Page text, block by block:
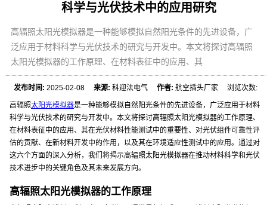
科学与光伏技术中的应用研究
高辐照太阳光模拟器是一种能够模拟自然阳光条件的先进设备，广
泛应用于材料科学与光伏技术的研究与开发中。本文将探讨高辐照
太阳光模拟器的工作原理、在材料表征中的应用、其
发布时间: 2025-02-08来源: 科迎法电气作者: 航空插头厂家 浏览次数:
高辐照太阳光模拟器是一种能够模拟自然阳光条件的先进设备，广泛应用于材料
科学与光伏技术的研究与开发中。本文将探讨高辐照太阳光模拟器的工作原理、
在材料表征中的应用、其在光伏材料性能测试中的重要性、对光伏组件可靠性评
估的贡献、在新材料开发中的作用，以及其在环境适应性测试中的应用。通过对
这六个方面的深入分析，我们将揭示高辐照太阳光模拟器在推动材料科学和光伏
技术进步中的关键角色及其未来发展方向。
高辐照太阳光模拟器的工作原理